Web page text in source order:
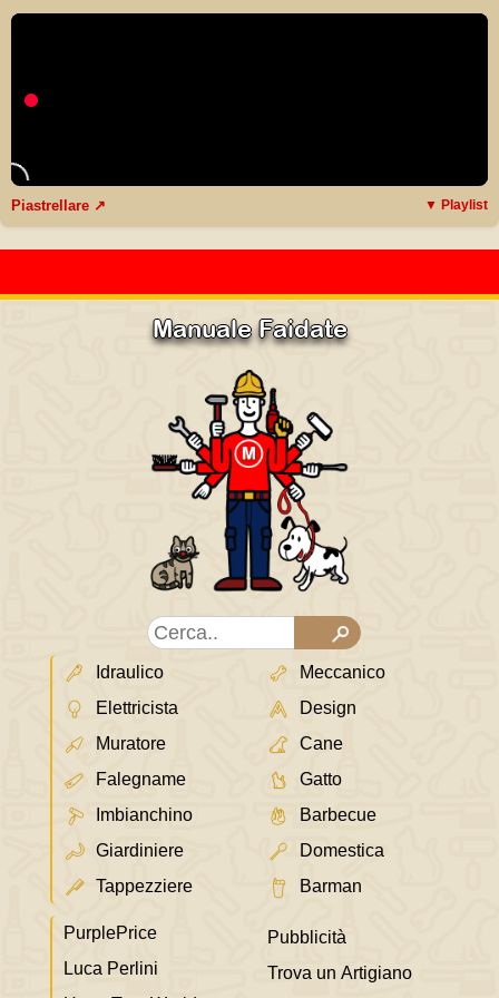
Piastrellare ↗ ▼ Playlist
Manuale Faidate
Idraulico
Elettricista
Muratore
Falegname
Imbianchino
Giardiniere
Tappezziere
Meccanico
Design
Cane
Gatto
Barbecue
Domestica
Barman
PurplePrice
Luca Perlini
Pubblicità
Trova un Artigiano